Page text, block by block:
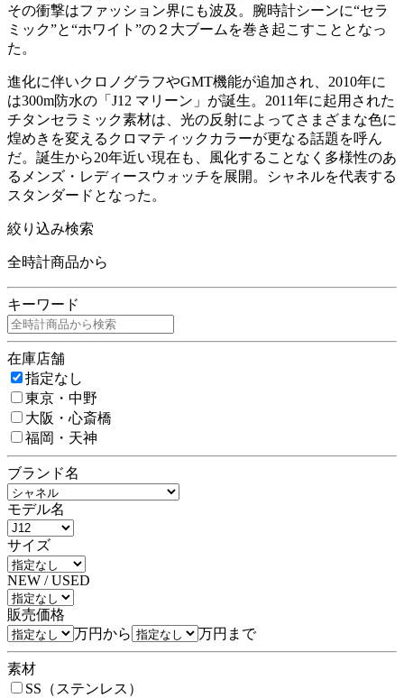
その衝撃はファッション界にも波及。腕時計シーンに“セラ
ミック”と“ホワイト”の２大ブームを巻き起こすこととなっ
た。
進化に伴いクロノグラフやGMT機能が追加され、2010年に
は300m防水の「J12 マリーン」が誕生。2011年に起用された
チタンセラミック素材は、光の反射によってさまざまな色に
煌めきを変えるクロマティックカラーが更なる話題を呼ん
だ。誕生から20年近い現在も、風化することなく多様性のあ
るメンズ・レディースウォッチを展開。シャネルを代表する
スタンダードとなった。
絞り込み検索
全時計商品から
キーワード
在庫店舗
指定なし
東京・中野
大阪・心斎橋
福岡・天神
ブランド名
モデル名
サイズ
NEW / USED
販売価格
万円から
万円まで
素材
SS（ステンレス）